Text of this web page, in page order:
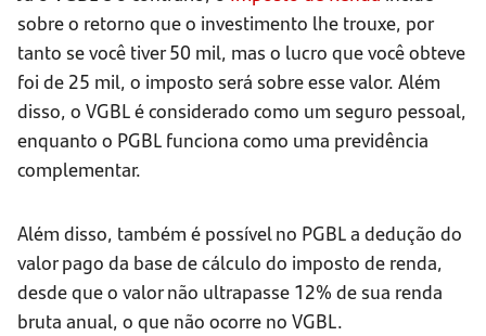
sobre o retorno que o investimento lhe trouxe, por
tanto se você tiver 50 mil, mas o lucro que você obteve
foi de 25 mil, o imposto será sobre esse valor. Além
disso, o VGBL é considerado como um seguro pessoal,
enquanto o PGBL funciona como uma previdência
complementar.
Além disso, também é possível no PGBL a dedução do
valor pago da base de cálculo do imposto de renda,
desde que o valor não ultrapasse 12% de sua renda
bruta anual, o que não ocorre no VGBL.